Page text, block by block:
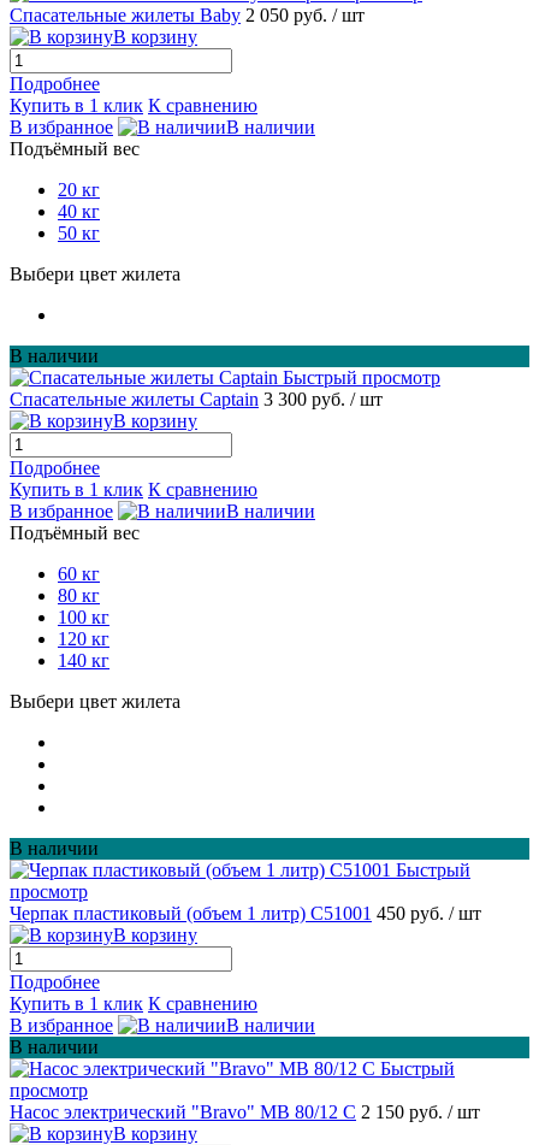
Спасательные жилеты Baby 2 050 руб. / шт
В корзину
Подробнее
Купить в 1 клик К сравнению
В избранное
В наличии
Подъёмный вес
20 кг
40 кг
50 кг
Выбери цвет жилета
В наличии
Быстрый просмотр
Спасательные жилеты Captain 3 300 руб. / шт
В корзину
Подробнее
Купить в 1 клик К сравнению
В избранное
В наличии
Подъёмный вес
60 кг
80 кг
100 кг
120 кг
140 кг
Выбери цвет жилета
В наличии
Быстрый
просмотр
Черпак пластиковый (объем 1 литр) С51001 450 руб. / шт
В корзину
Подробнее
Купить в 1 клик К сравнению
В избранное
В наличии
В наличии
Быстрый
просмотр
Насос электрический "Bravo" MB 80/12 С 2 150 руб. / шт
В корзину